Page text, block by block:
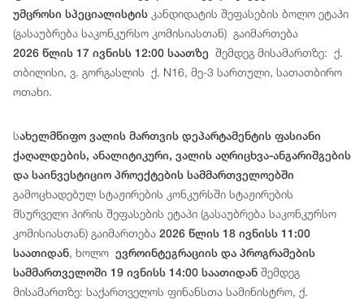
უმცროსი სპეციალისტის კანდიდატის შეფასების ბოლო ეტაპი
(გასაუბრება საკონკურსო კომისიასთან) გაიმართება
2026 წლის 17 ივნისს 12:00 საათზე შემდეგ მისამართზე: ქ.
თბილისი, ვ. გორგასლის ქ. N16, მე-3 სართული, სათათბირო
ოთახი.
სახელმწიფო ვალის მართვის დეპარტამენტის ფასიანი
ქაღალდების, ანალიტიკური, ვალის აღრიცხვა-ანგარიშგების
და საინვესტიციო პროექტების სამმართველოებში
გამოცხადებულ სტაჟირების კონკურსში სტაჟირების
მსურველი პირის შეფასების ეტაპი (გასაუბრება საკონკურსო
კომისიასთან) გაიმართება 2026 წლის 18 ივნისს 11:00
საათიდან, ხოლო ევროინტეგრაციის და პროგრამების
სამმართველოში 19 ივნისს 14:00 საათიდან შემდეგ
მისამართზე: საქართველოს ფინანსთა სამინისტრო, ქ.